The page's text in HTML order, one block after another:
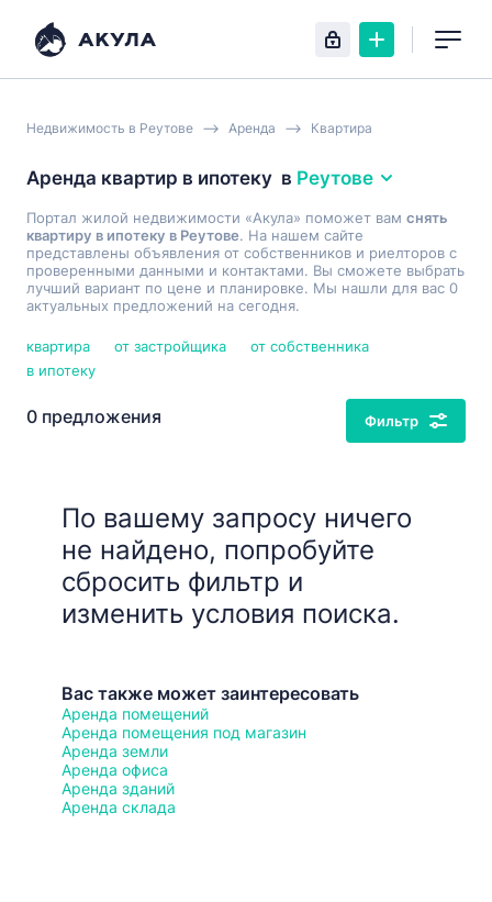
Недвижимость в Реутове Аренда Квартира
Аренда квартир в ипотеку в Реутове
Портал жилой недвижимости «Акула» поможет вам снять
квартиру в ипотеку в Реутове. На нашем сайте
представлены объявления от собственников и риелторов с
проверенными данными и контактами. Вы сможете выбрать
лучший вариант по цене и планировке. Мы нашли для вас 0
актуальных предложений на сегодня.
квартира от застройщика
от собственника
в ипотеку
0 предложения Фильтр
По вашему запросу ничего
не найдено, попробуйте
сбросить фильтр и
изменить условия поиска.
Вас также может заинтересовать
Аренда помещений
Аренда помещения под магазин
Аренда земли
Аренда офиса
Аренда зданий
Аренда склада